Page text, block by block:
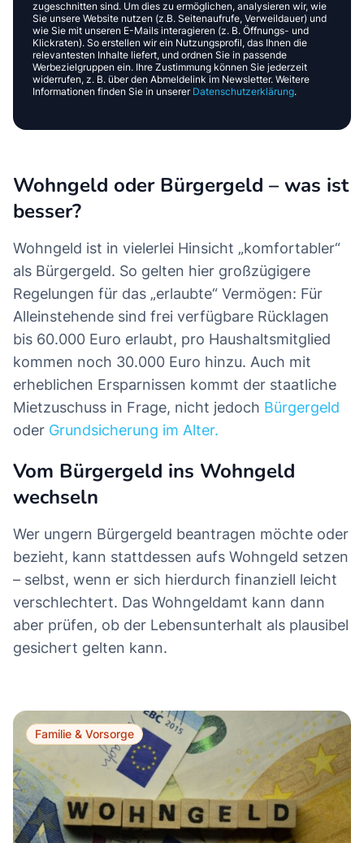
zugeschnitten sind. Um dies zu ermöglichen, analysieren wir, wie
Sie unsere Website nutzen (z.B. Seitenaufrufe, Verweildauer) und
wie Sie mit unseren E-Mails interagieren (z. B. Öffnungs- und
Klickraten). So erstellen wir ein Nutzungsprofil, das Ihnen die
relevantesten Inhalte liefert, und ordnen Sie in passende
Werbezielgruppen ein. Ihre Zustimmung können Sie jederzeit
widerrufen, z. B. über den Abmeldelink im Newsletter. Weitere
Informationen finden Sie in unserer Datenschutzerklärung.
Wohngeld oder Bürgergeld – was ist
besser?
Wohngeld ist in vielerlei Hinsicht „komfortabler“
als Bürgergeld. So gelten hier großzügigere
Regelungen für das „erlaubte“ Vermögen: Für
Alleinstehende sind frei verfügbare Rücklagen
bis 60.000 Euro erlaubt, pro Haushaltsmitglied
kommen noch 30.000 Euro hinzu. Auch mit
erheblichen Ersparnissen kommt der staatliche
Mietzuschuss in Frage, nicht jedoch Bürgergeld
oder Grundsicherung im Alter.
Vom Bürgergeld ins Wohngeld
wechseln
Wer ungern Bürgergeld beantragen möchte oder
bezieht, kann stattdessen aufs Wohngeld setzen
– selbst, wenn er sich hierdurch finanziell leicht
verschlechtert. Das Wohngeldamt kann dann
aber prüfen, ob der Lebensunterhalt als plausibel
gesichert gelten kann.
Familie & Vorsorge